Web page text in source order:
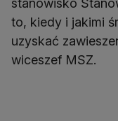
to, kiedy i jakimi
uzyskać
wiceszef MSZ.